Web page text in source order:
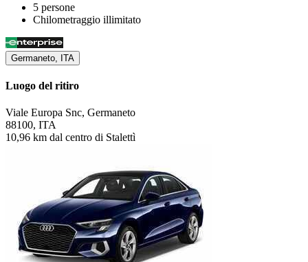
5 persone
Chilometraggio illimitato
Germaneto, ITA
Luogo del ritiro
Viale Europa Snc, Germaneto
88100, ITA
10,96 km dal centro di Stalettì